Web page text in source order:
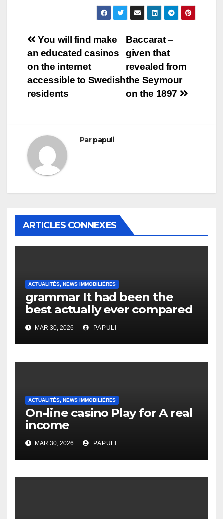
Navigation
de
l’article
Baccarat –
given that
revealed from
the Seymour
on the 1897
You will find make
an educated casinos
on the internet
accessible to Swedish
residents
Parpapuli
ARTICLES CONNEXES
ACTUALITÉS, NEWS IMMOBILIÈRES
grammar It had been the
best actually ever compared
to it’s the top actually?
English Vocabulary Learners
Heap Change
MAR 30, 2026 PAPULI
ACTUALITÉS, NEWS IMMOBILIÈRES
On-line casino Play for A real
income
MAR 30, 2026 PAPULI